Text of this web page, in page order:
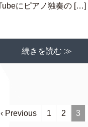
にピアノ独奏の […]
続きを読む ≫
‹ Previous 1 2 3